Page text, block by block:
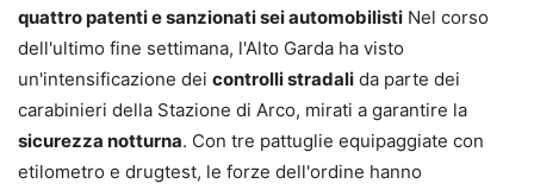
quattro patenti e sanzionati sei automobilisti Nel corso
dell'ultimo fine settimana, l'Alto Garda ha visto
un'intensificazione dei controlli stradali da parte dei
carabinieri della Stazione di Arco, mirati a garantire la
sicurezza notturna. Con tre pattuglie equipaggiate con
etilometro e drugtest, le forze dell'ordine hanno